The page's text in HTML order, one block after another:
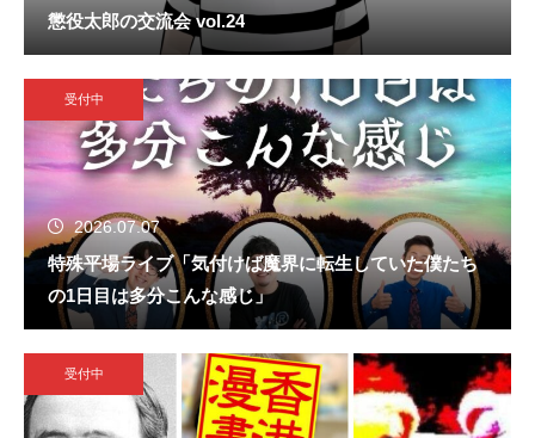
懲役太郎の交流会 vol.24
受付中
2026.07.07
特殊平場ライブ「気付けば魔界に転生していた僕たち
の1日目は多分こんな感じ」
受付中